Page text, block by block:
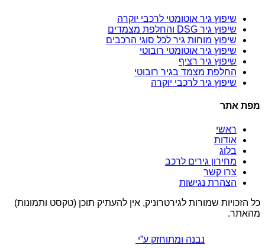
שיפוץ גיר אוטומטי לרכבי יוקרה
שיפוץ גיר DSG והחלפת מצמדים
שיפוץ מוחות גיר לכל סוגי הרכבים
שיפוץ גיר אוטומטי רובוטי
שיפוץ גיר רציף
החלפת מצמד בגיר רובוטי
שיפוץ גיר לרכבי יוקרה
מפת אתר
ראשי
אודות
בלוג
מחירון גירים לרכב
צרו קשר
הצהרת נגישות
כל הזכויות שמורות לגירטרוניק, אין להעתיק תוכן (טקסט ותמונות)
מהאתר.
נבנה ומתוחזק ע”י